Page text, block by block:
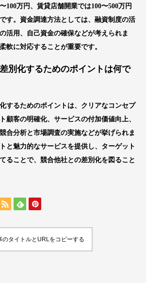
100万円、賃貸店舗開業では100〜500万円
す。資金調達方法としては、融資制度の活
活用、自己資金の確保などが考えられま
軟に対応することが重要です。
別化するためのポイントは何で
するためのポイントは、クリアなコンセプ
顧客の明確化、サービスの付加価値向上、
合分析と市場調査の実施などが挙げられま
と魅力的なサービスを提供し、ターゲット
ることで、競合他社との差別化を図ること
のタイトルとURLをコピーする